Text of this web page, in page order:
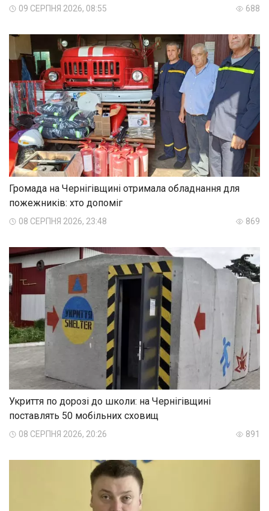
09 СЕРПНЯ 2026, 08:55 688
Громада на Чернігівщині отримала обладнання для
пожежників: хто допоміг
08 СЕРПНЯ 2026, 23:48 869
Укриття по дорозі до школи: на Чернігівщині
поставлять 50 мобільних сховищ
08 СЕРПНЯ 2026, 20:26 891